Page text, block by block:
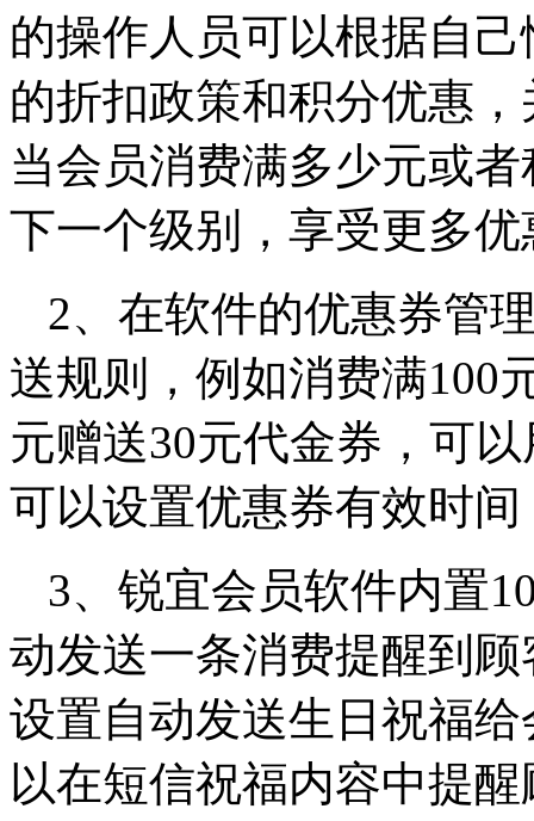
的操作人员可以根据自
的折扣政策和积分优惠
当会员消费满多少元或
下一个级别，享受更多
2、在软件的优惠券管
送规则，例如消费满100
元赠送30元代金券，可
可以设置优惠券有效时
3、锐宜会员软件内置
动发送一条消费提醒到
设置自动发送生日祝福
以在短信祝福内容中提